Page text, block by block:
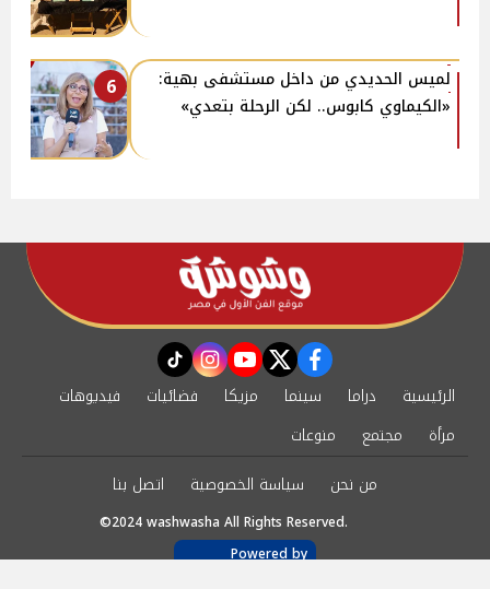
6
لميس الحديدي من داخل مستشفى بهية:
«الكيماوي كابوس.. لكن الرحلة بتعدي»
facebook
twitter
youtube
instagram
tiktok
الرئيسية دراما سينما مزيكا فضائيات
فيديوهات
مرأة
مجتمع
منوعات
من نحن
سياسة الخصوصية اتصل بنا
©2024 washwasha All Rights Reserved.
Powered by